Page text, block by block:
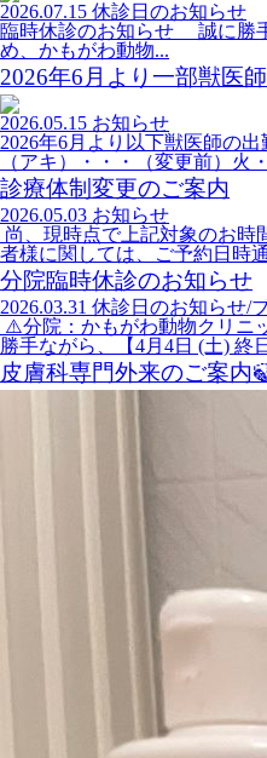
2026.07.15 休診日のお知らせ
臨時休診のお知らせ 誠に勝
め、かもがわ動物...
2026年6月より一部獣医
2026.05.15 お知らせ
2026年6月より以下獣医師の
（アキ）・・・（変更前）
診療体制変更のご案内
2026.05.03 お知らせ
尚、現時点で上記対象のお時
者様に関しては、ご予約日時
分院臨時休診のお知らせ
2026.03.31 休診日のお知らせ/
⚠️分院：かもがわ動物クリニ
勝手ながら、【4月4日 (土) 終
皮膚科専門外来のご案内